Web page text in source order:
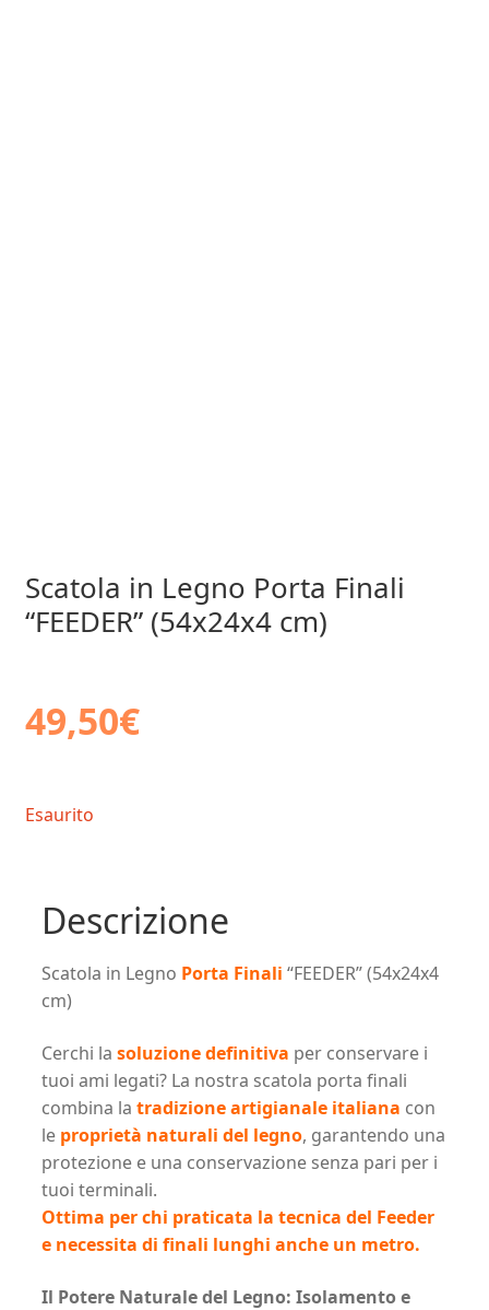
Scatola in Legno Porta Finali
“FEEDER” (54x24x4 cm)
49,50€
Esaurito
Descrizione
Scatola in Legno Porta Finali “FEEDER” (54x24x4
cm)
Cerchi la soluzione definitiva per conservare i
tuoi ami legati? La nostra scatola porta finali
combina la tradizione artigianale italiana con
le proprietà naturali del legno, garantendo una
protezione e una conservazione senza pari per i
tuoi terminali.
Ottima per chi praticata la tecnica del Feeder
e necessita di finali lunghi anche un metro.
Il Potere Naturale del Legno: Isolamento e